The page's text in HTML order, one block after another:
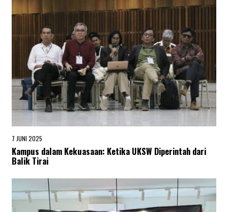
2
7 JUNI 2025
J
U
N
2
Kampus dalam Kekuasaan: Ketika UKSW Diperintah dari
Balik Tirai